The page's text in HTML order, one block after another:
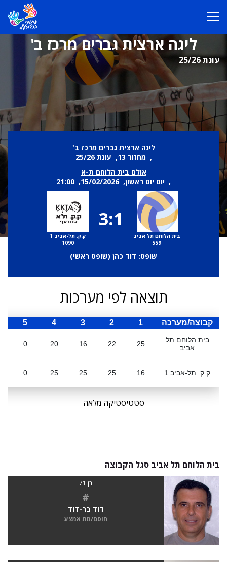
ליגה ארצית גברים מרכז ב'
עונת 25/26
ליגה ארצית גברים מרכז ב'
, מחזור 13, עונת 25/26
אולם בית הלוחם ת-א
, יום יום ראשון, 15/02/2026, 21:00
בית הלוחם תל אביב
559
3:1
ק.ק. תל-אביב 1
1090
שופט: דוד כהן (שופט ראשי)
תוצאה לפי מערכות
קבוצה/מערכה 1
2
3
4
5
בית הלוחם תל
אביב
25
22
16
20
0
ק.ק. תל-אביב 1 16
25
25
25
0
סטטיסטיקה מלאה
בית הלוחם תל אביב סגל הקבוצה
בן 71
#
דוד בר-דוד
חוסם/מת אמצע